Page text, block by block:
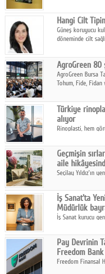
aksiyonu ve
sürdürüyor.
Hangi Cilt
Güneş koruyucu
döneminde cilt
AgroGreen 80
AgroGreen Bursa
Tohum, Fide, Fidan
Türkiye
alıyor
Rinoplasti, hem
biri konumunda.
Geçmişin
aile
Seçilay Yıldız'ın
katmanlı bir aile
İş Sanat'ta
Müdürlük
İş Sanat kurucu
Pay Devrinin
Freedom
Freedom Finansal